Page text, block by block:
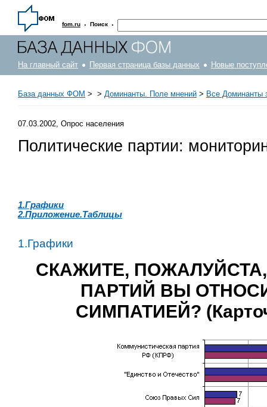
fom.ru · Поиск ·
На главный сайт Первая страница базы данных Новые
База данных ФОМ > > Доминанты. Поле мнений > Все Доминанты
07.03.2002, Опрос населения
Политические партии:
1.Графики
2.Приложение.Таблицы
1.Графики
СКАЖИТЕ,
ПАРТИЙ ВЫ
СИМПАТИЕЙ?